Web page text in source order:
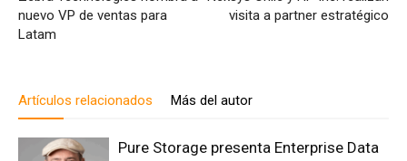
nuevo VP de ventas para
Latam
visita a partner estratégico
Artículos relacionados Más del autor
Pure Storage presenta Enterprise Data